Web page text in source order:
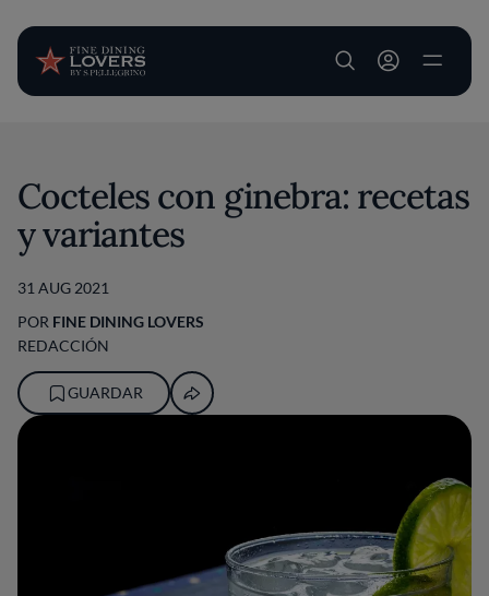
User account
Cocteles con ginebra: recetas
y variantes
31 AUG 2021
POR FINE DINING LOVERS
REDACCIÓN
GUARDAR